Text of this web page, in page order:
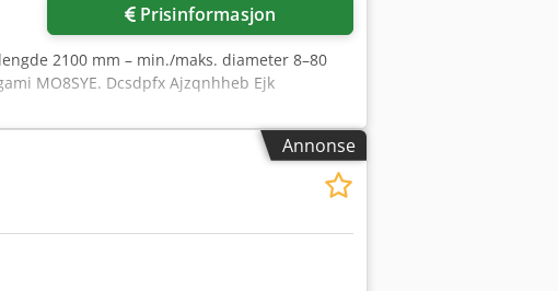
Prisinformasjon
2100 mm – min./maks. diameter 8–80
MO8SYE. Dcsdpfx Ajzqnhheb Ejk
Annonse